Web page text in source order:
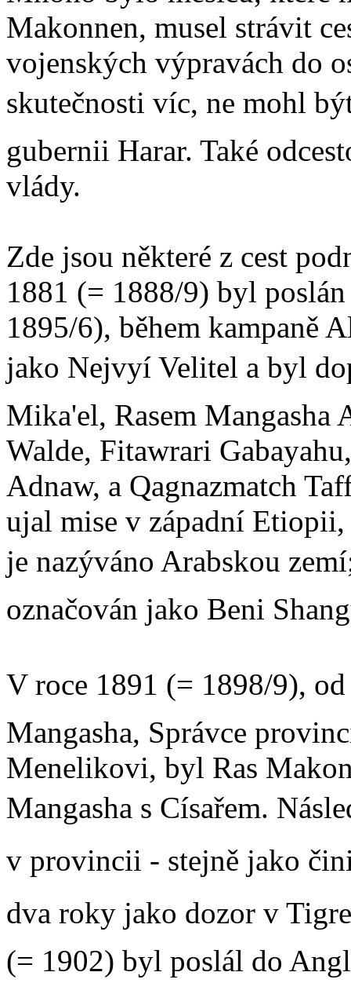
Makonnen, musel strávit
vojenských výpravách do
skutečnosti víc, ne mohl
gubernii Harar. Také
vlády.
Zde jsou některé z cest
1881 (= 1888/9) byl
1895/6), během kampaně
jako Nejvyí Velitel a byl
Mika'el, Rasem Mangasha
Walde, Fitawrari
Adnaw, a Qagnazmatch
ujal mise v západní
je nazýváno Arabskou
označován jako Beni
V roce 1891 (= 1898/9), od
Mangasha, Správce
Menelikovi, byl Ras
Mangasha s Císařem.
v provincii - stejně jako
dva roky jako dozor v
(= 1902) byl poslál do